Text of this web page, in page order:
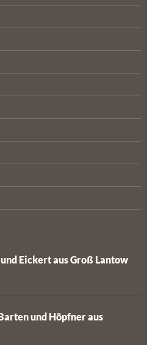
Eickert aus Groß Lantow
und Höpfner aus